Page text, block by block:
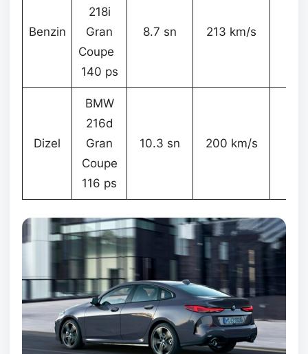
Benzin
218i
Gran
Coupe
140 ps
8.7 sn 213 km/s
Dizel
BMW
216d
Gran
Coupe
116 ps
10.3 sn 200 km/s